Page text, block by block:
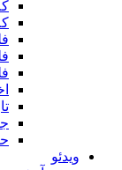
ویدئو